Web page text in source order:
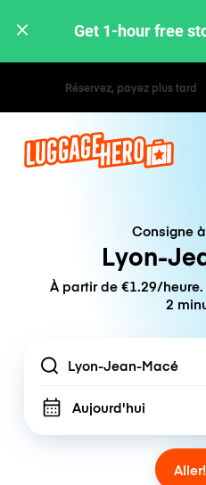
Get 1-hour free
Tarifs
Consigne
Lyon-
À partir de €1.29/
2
Location
Aujourd'hui
Aller!